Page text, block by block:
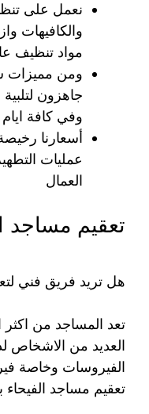
نعمل على
والكافيهات
مواد تنظيف
ومن مميزات
وفي كافة ايام
أسعارنا
عمليات
العمال
تعقيم مساجد
هل تريد فريق فني
تعد المساجد من اكثر
العديد من الاشخاص
الفيروسات وخاصة
تعقيم مساجد